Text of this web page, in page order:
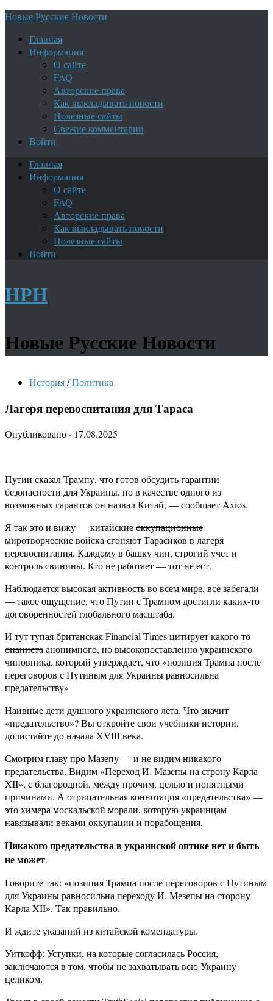
Новые Русские Новости
Главная
Информация
О сайте
FAQ
Авторские права
Как выкладывать новости
Полезные сайты
Свежие комментарии
Войти
Главная
Информация
О сайте
FAQ
Авторские права
Как выкладывать новости
Полезные сайты
Войти
НРН
Новые Русские Новости
История/Политика
Лагеря перевоспитания для Тараса
Опубликовано · 17.08.2025
Путин сказал Трампу, что готов обсудить гарантии
безопасности для Украины, но в качестве одного из
возможных гарантов он назвал Китай, — сообщает Axios.
Я так это и вижу — китайскиеоккупационные
миротворческие войска сгоняют Тарасиков в лагеря
перевоспитания. Каждому в башку чип, строгий учет и
контрольсвинины. Кто не работает — тот не ест.
Наблюдается высокая активность во всем мире, все забегали
— такое ощущение, что Путин с Трампом достигли каких-то
договоренностей глобального масштаба.
И тут тупая британская Financial Times цитирует какого-то
онанистаанонимного, но высокопоставленно украинского
чиновника, который утверждает, что «позиция Трампа после
переговоров с Путиным для Украины равносильна
предательству»
Наивные дети душного украинского лета. Что значит
«предательство»? Вы откройте свои учебники истории,
долистайте до начала XVIII века.
Смотрим главу про Мазепу — и не видим никакого
предательства. Видим «Переход И. Мазепы на строну Карла
XII», с благородной, между прочим, целью и понятными
причинами. А отрицательная коннотация «предательства» —
это химера москальской морали, которую украинцам
навязывали веками оккупации и порабощения.
Никакого предательства в украинской оптике нет и быть
не может.
Говорите так: «позиция Трампа после переговоров с Путиным
для Украины равносильна переходу И. Мезепы на сторону
Карла XII». Так правильно.
И ждите указаний из китайской комендатуры.
Уиткофф: Уступки, на которые согласилась Россия,
заключаются в том, чтобы не захватывать всю Украину
целиком.